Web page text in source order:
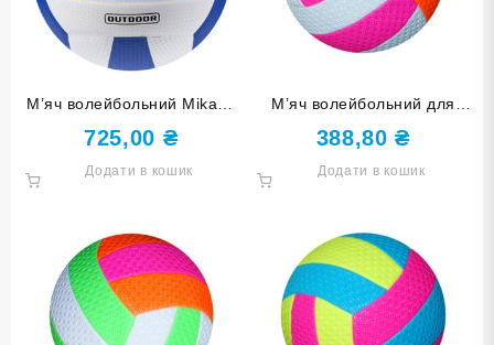
М’яч волейбольний Mikasa
1000 SoftSet, синьо/білий.
725,00 ₴
Додати в кошик
М’яч волейбольний для
дозвілля BA-5MH Б+
388,80₴
Додати в кошик